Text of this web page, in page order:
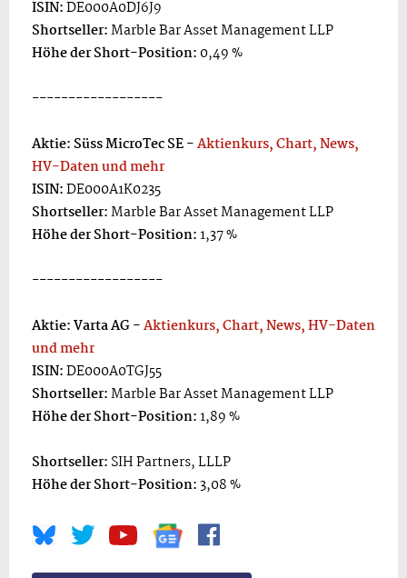
ISIN:DE000A0DJ6J9
Shortseller:Marble Bar Asset Management LLP
Höhe der Short-Position: 0,49 %
------------------
Aktie: Süss MicroTec SE -Aktienkurs, Chart, News,
HV-Daten und mehr
ISIN:DE000A1K0235
Shortseller:Marble Bar Asset Management LLP
Höhe der Short-Position:1,37 %
------------------
Aktie: Varta AG -Aktienkurs, Chart, News, HV-Daten
und mehr
ISIN:DE000A0TGJ55
Shortseller:Marble Bar Asset Management LLP
Höhe der Short-Position:1,89 %
Shortseller: SIH Partners, LLLP
Höhe der Short-Position:3,08 %